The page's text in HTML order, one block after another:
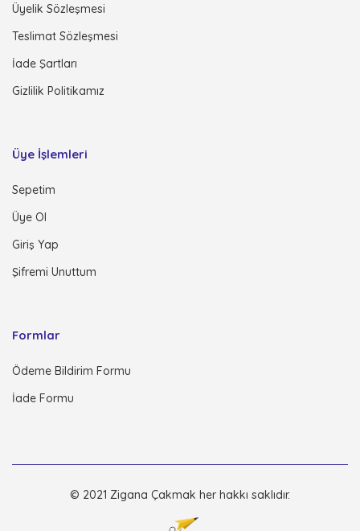
Üyelik Sözleşmesi
Teslimat Sözleşmesi
İade Şartları
Gizlilik Politikamız
Üye İşlemleri
Sepetim
Üye Ol
Giriş Yap
Şifremi Unuttum
Formlar
Ödeme Bildirim Formu
İade Formu
© 2021 Zigana Çakmak her hakkı saklıdır.